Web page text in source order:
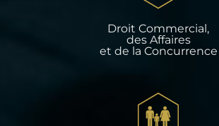
Droit Commercial,
des Affaires
et de la Concurrence